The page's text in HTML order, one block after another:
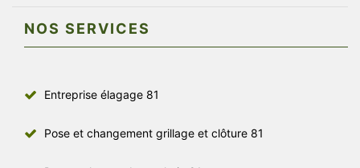
NOS SERVICES
Entreprise élagage 81
Pose et changement grillage et clôture 81